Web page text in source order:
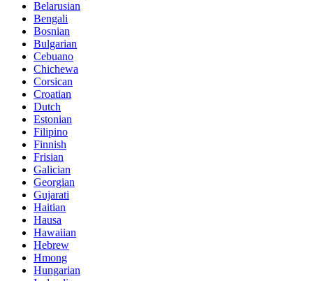
Belarusian
Bengali
Bosnian
Bulgarian
Cebuano
Chichewa
Corsican
Croatian
Dutch
Estonian
Filipino
Finnish
Frisian
Galician
Georgian
Gujarati
Haitian
Hausa
Hawaiian
Hebrew
Hmong
Hungarian